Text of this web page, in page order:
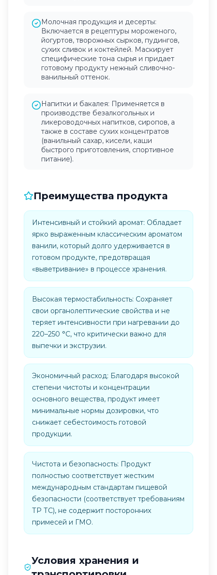
Молочная продукция и десерты:
Включается в рецептуры мороженого,
йогуртов, творожных сырков, пудингов,
сухих сливок и коктейлей. Маскирует
специфические тона сырья и придает
готовому продукту нежный сливочно-
ванильный оттенок.
Напитки и бакалея: Применяется в
производстве безалкогольных и
ликероводочных напитков, сиропов, а
также в составе сухих концентратов
(ванильный сахар, кисели, каши
быстрого приготовления, спортивное
питание).
Преимущества продукта
Интенсивный и стойкий аромат: Обладает
ярко выраженным классическим ароматом
ванили, который долго удерживается в
готовом продукте, предотвращая
«выветривание» в процессе хранения.
Высокая термостабильность: Сохраняет
свои органолептические свойства и не
теряет интенсивности при нагревании до
220–250 °C, что критически важно для
выпечки и экструзии.
Экономичный расход: Благодаря высокой
степени чистоты и концентрации
основного вещества, продукт имеет
минимальные нормы дозировки, что
снижает себестоимость готовой
продукции.
Чистота и безопасность: Продукт
полностью соответствует жестким
международным стандартам пищевой
безопасности (соответствует требованиям
ТР ТС), не содержит посторонних
примесей и ГМО.
Условия хранения и